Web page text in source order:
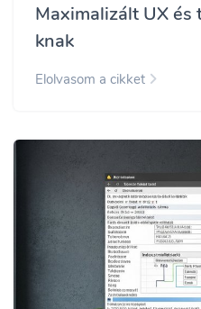
Maximalizált UX és
knak
Elolvasom a cikket